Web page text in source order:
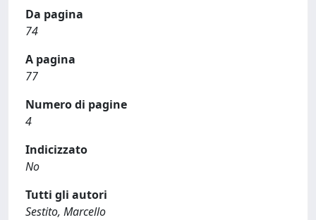
Da pagina
74
A pagina
77
Numero di pagine
4
Indicizzato
No
Tutti gli autori
Sestito, Marcello